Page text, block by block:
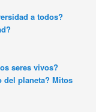
a todos?
seres vivos?
del planeta? Mitos